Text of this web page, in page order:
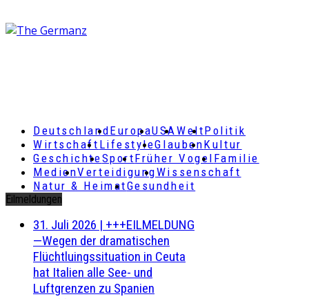
DeutschlandEuropaUSAWeltPolitik
Wirtschaft LifestyleGlaubenKultur
GeschichteSportFrüher Vogel Familie
MedienVerteidigungWissenschaft
Natur & HeimatGesundheit
Eilmeldungen
31. Juli 2026 | +++EILMELDUNG
—Wegen der dramatischen
Flüchtluingssituation in Ceuta
hat Italien alle See- und
Luftgrenzen zu Spanien